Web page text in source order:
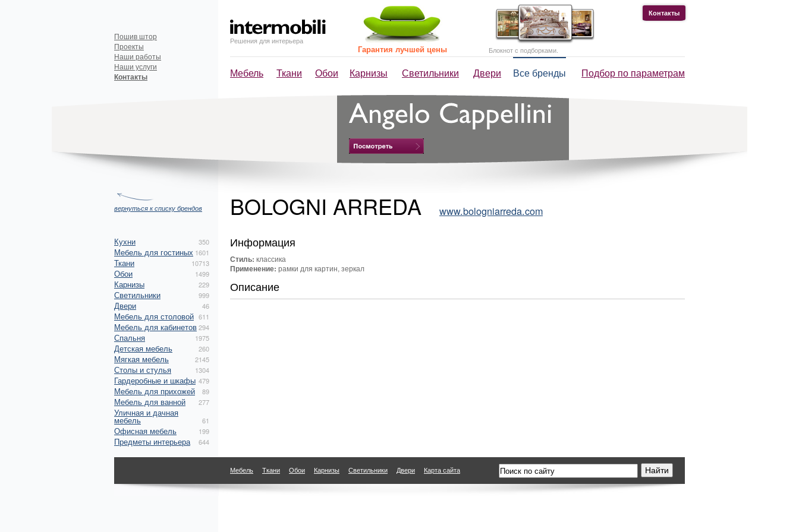
Решения для интерьера
Мебель Ткани Обои Карнизы Светильники Двери Все бренды Подбор по параметрам
Пошив штор
Проекты
Наши работы
Наши услуги
Контакты
Контакты
Гарантия лучшей цены Блокнот с подборками.
вернуться к списку брендов
Кухни 350
Мебель для гостиных 1601
Ткани 10713
Обои 1499
Карнизы 229
Светильники 999
Двери 46
Мебель для столовой 611
Мебель для кабинетов294
Спальня 1975
Детская мебель 260
Мягкая мебель 2145
Столы и стулья 1304
Гардеробные и шкафы 479
Мебель для прихожей 89
Мебель для ванной 277
Уличная и дачная
мебель 61
Офисная мебель 199
Предметы интерьера 644
BOLOGNI ARREDA www.bologniarreda.com
Информация
Стиль: классика
Применение: рамки для картин, зеркал
Описание
Мебель Ткани Обои Карнизы Светильники Двери Карта сайта